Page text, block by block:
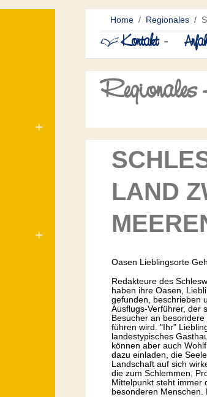
Home Regionales
Kontakt -
Regionales
LAND
Oasen Lieblingsorte
Redakteure des
haben ihre Oasen,
gefunden, beschrieben
Ausflugs-Verführer, der
Besucher an
führen wird. "Ihr"
landestypisches
können aber auch
dazu einladen, die
Landschaft auf sich
die zum Schlemmen,
Mittelpunkt steht immer
besonderen Menschen.